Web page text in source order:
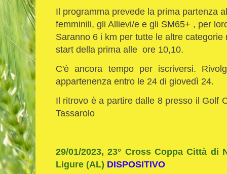
Il programma prevede la prima partenza
femminili, gli Allievi/e e gli SM65+ , per
Saranno 6 i km per tutte le altre
start della prima alle ore 10,10.
C'è ancora tempo per iscriversi.
appartenenza entro le 24 di giovedì 24.
Il ritrovo è a partire dalle 8 presso il Golf
Tassarolo
29/01/2023, 23° Cross Coppa Città
Ligure (AL) DISPOSITIVO